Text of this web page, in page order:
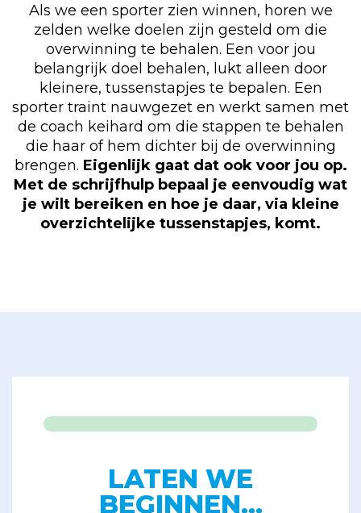
Als we een sporter zien winnen, horen we
zelden welke doelen zijn gesteld om die
overwinning te behalen. Een voor jou
belangrijk doel behalen, lukt alleen door
kleinere, tussenstapjes te bepalen. Een
sporter traint nauwgezet en werkt samen met
de coach keihard om die stappen te behalen
die haar of hem dichter bij de overwinning
brengen. Eigenlijk gaat dat ook voor jou op.
Met de schrijfhulp bepaal je eenvoudig wat
je wilt bereiken en hoe je daar, via kleine
overzichtelijke tussenstapjes, komt.
LATEN WE
BEGINNEN...